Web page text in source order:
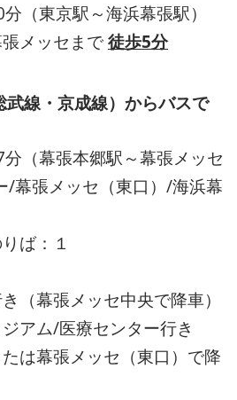
（東京駅～海浜幕張駅）
メッセまで徒歩5分
線・京成線）からバスで
（幕張本郷駅～幕張メッセ
/幕張メッセ（東口）/海浜幕
ば：１
（幕張メッセ中央で降車）
アム/医療センター⾏き
たは幕張メッセ（東口）で降